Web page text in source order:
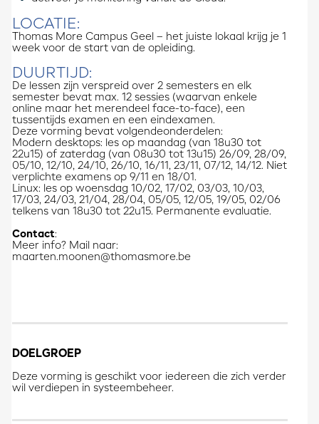
LOCATIE:
Thomas More Campus Geel – het juiste lokaal krijg je 1
week voor de start van de opleiding.
DUURTIJD:
De lessen zijn verspreid over 2 semesters en elk
semester bevat max. 12 sessies (waarvan enkele
online maar het merendeel face-to-face), een
tussentijds examen en een eindexamen.
Deze vorming bevat volgendeonderdelen:
Modern desktops: les op maandag (van 18u30 tot
22u15) of zaterdag (van 08u30 tot 13u15) 26/09, 28/09,
05/10, 12/10, 24/10, 26/10, 16/11, 23/11, 07/12, 14/12. Niet
verplichte examens op 9/11 en 18/01.
Linux: les op woensdag 10/02, 17/02, 03/03, 10/03,
17/03, 24/03, 21/04, 28/04, 05/05, 12/05, 19/05, 02/06
telkens van 18u30 tot 22u15. Permanente evaluatie.
Contact:
Meer info? Mail naar:
maarten.moonen@thomasmore.be
DOELGROEP
Deze vorming is geschikt voor iedereen die zich verder
wil verdiepen in systeembeheer.